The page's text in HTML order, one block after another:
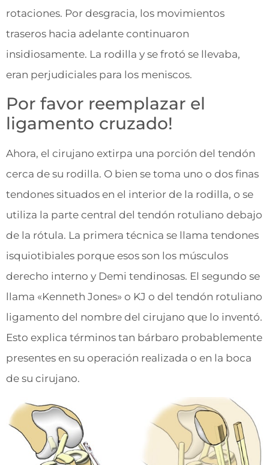
rotaciones. Por desgracia, los movimientos
traseros hacia adelante continuaron
insidiosamente. La rodilla y se frotó se llevaba,
eran perjudiciales para los meniscos.
Por favor reemplazar el
ligamento cruzado!
Ahora, el cirujano extirpa una porción del tendón
cerca de su rodilla. O bien se toma uno o dos finas
tendones situados en el interior de la rodilla, o se
utiliza la parte central del tendón rotuliano debajo
de la rótula. La primera técnica se llama tendones
isquiotibiales porque esos son los músculos
derecho interno y Demi tendinosas. El segundo se
llama «Kenneth Jones» o KJ o del tendón rotuliano
ligamento del nombre del cirujano que lo inventó.
Esto explica términos tan bárbaro probablemente
presentes en su operación realizada o en la boca
de su cirujano.